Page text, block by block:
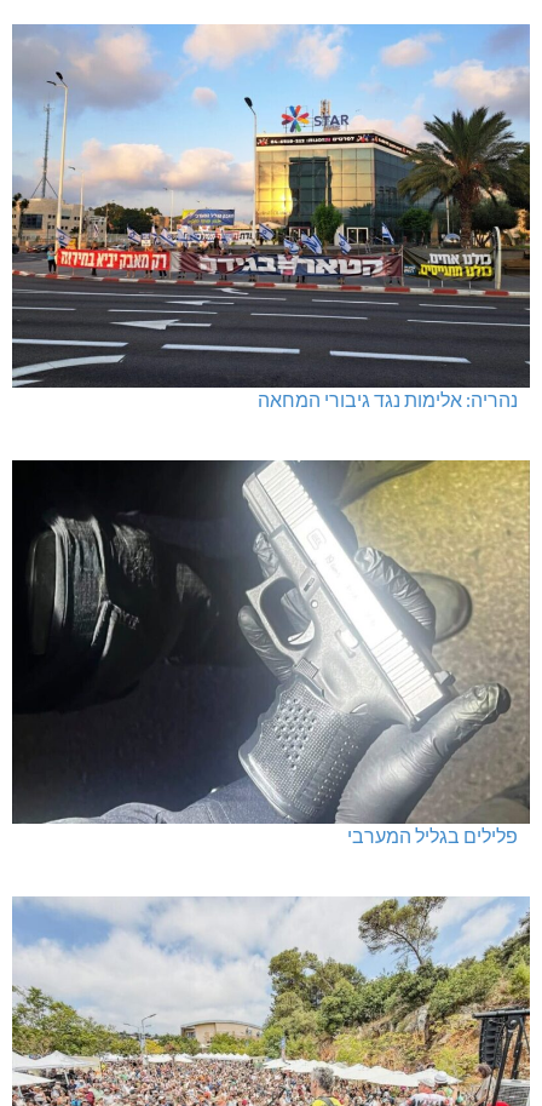
נהריה: אלימות נגד גיבורי המחאה
פלילים בגליל המערבי